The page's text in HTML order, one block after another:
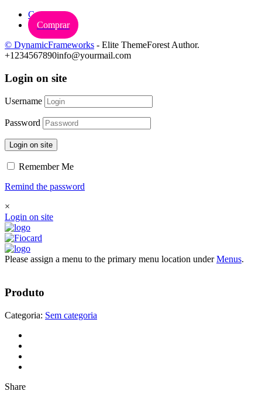
Carrinho
Comprar
© DynamicFrameworks - Elite ThemeForest Author.
+1234567890info@yourmail.com
Login on site
Username
Password
Login on site
Remember Me
Remind the password
×
Login on site
Please assign a menu to the primary menu location underMenus.
Produto
Categoria: Sem categoria
Share